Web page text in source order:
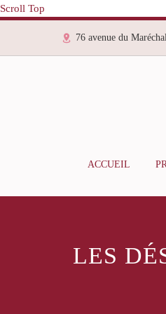
Scroll Top
76 avenue du
ACCUEIL
LES